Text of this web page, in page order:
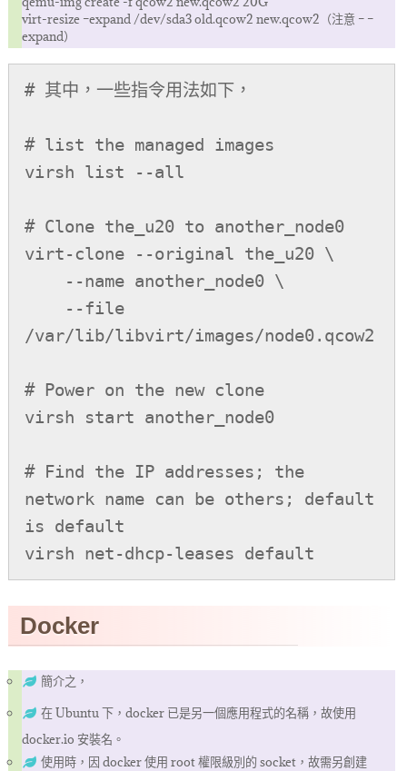
virt-resize –expand /dev/sda3 old.qcow2 new.qcow2（注意 – –
expand）
# 其中，一些指令用法如下，
# list the managed images
virsh list --all
# Clone the_u20 to another_node0
virt-clone --original the_u20 \
/var/lib/libvirt/images/node0.qcow2
# Power on the new clone
virsh start another_node0
# Find the IP addresses; the
network name can be others; default
is default
virsh net-dhcp-leases default
Docker
簡介之，
在 Ubuntu 下，docker 已是另一個應用程式的名稱，故使用
docker.io 安裝名。
使用時，因 docker 使用 root 權限級別的 socket，故需另創建